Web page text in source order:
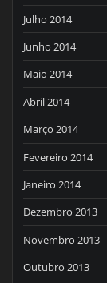
Julho 2014
Junho 2014
Maio 2014
Abril 2014
Março 2014
Fevereiro 2014
Janeiro 2014
Dezembro 2013
Novembro 2013
Outubro 2013